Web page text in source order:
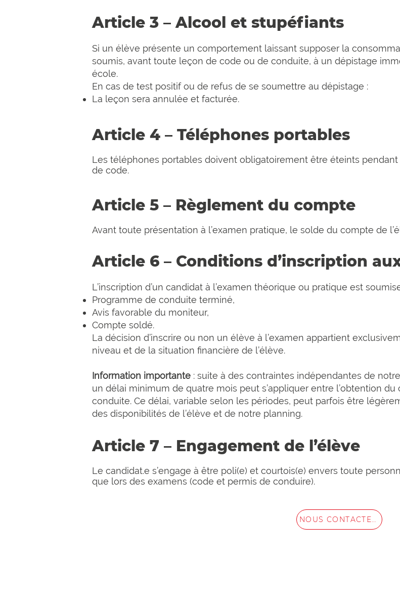
Article 3 – Alcool et stupéfiants
Si un élève présente un comportement laissant supposer la
soumis, avant toute leçon de code ou de conduite, à un dépistage
école.
En cas de test positif ou de refus de se soumettre au dépistage :
La leçon sera annulée et facturée.
Article 4 – Téléphones portables
Les téléphones portables doivent obligatoirement être éteints
de code.
Article 5 – Règlement du compte
Avant toute présentation à l’examen pratique, le solde du compte de
Article 6 – Conditions d’inscription
L’inscription d’un candidat à l’examen théorique ou pratique est
Programme de conduite terminé,
Avis favorable du moniteur,
Compte soldé.
La décision d’inscrire ou non un élève à l’examen appartient
niveau et de la situation financière de l’élève.
Information importante : suite à des contraintes indépendantes de
un délai minimum de quatre mois peut s’appliquer entre l’obtention
conduite. Ce délai, variable selon les périodes, peut parfois être
des disponibilités de l’élève et de notre planning.
Article 7 – Engagement de l’élève
Le candidat.e s’engage à être poli(e) et courtois(e) envers toute
que lors des examens (code et permis de conduire).
NOUS CONTACTER